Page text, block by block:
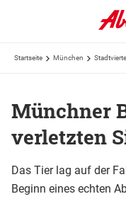
Startseite München Stadtviertel
Münchner
verletzten
Das Tier lag auf der
Beginn eines echten